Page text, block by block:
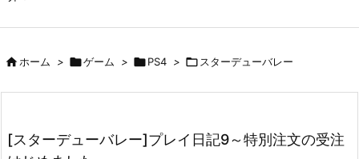


ホーム > ゲーム > PS4 >  スターデューバレー
[スターデューバレー]プレイ日記9～特別注文の受注